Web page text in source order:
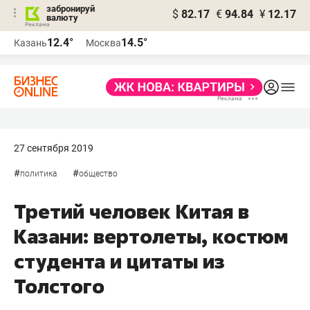
забронируй
валюту
$ 82.17 € 94.84 ¥ 12.17
Казань12.4° Москва14.5°
27 сентября 2019
#политика #общество
Третий человек Китая в
Казани: вертолеты, костюм
студента и цитаты из
Толстого